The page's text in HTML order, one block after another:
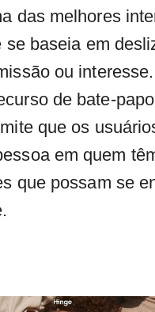
das melhores
se baseia em
ou
de bate-
que os
em quem
que possam se